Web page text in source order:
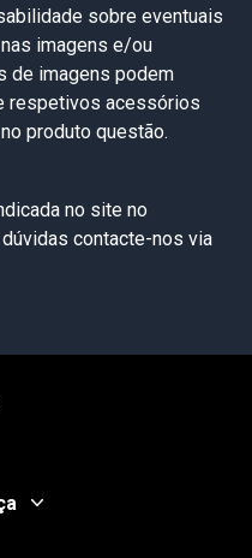
sobre eventuais
imagens e/ou
de imagens podem
respetivos acessórios
produto questão.
no site no
contacte-nos via